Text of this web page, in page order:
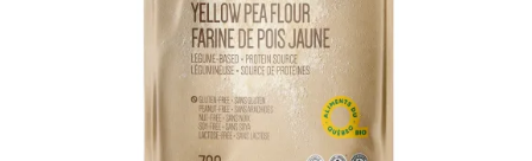
AJOUTER AU PANIER / DÉTAILS